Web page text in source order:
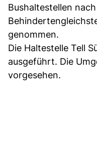
Bushaltestellen nach
genommen.
Die Haltestelle Tell
ausgeführt. Die
vorgesehen.